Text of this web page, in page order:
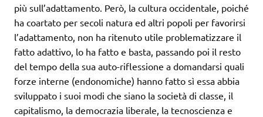
più sull’adattamento. Però, la cultura occidentale, poiché
ha coartato per secoli natura ed altri popoli per favorirsi
l’adattamento, non ha ritenuto utile problematizzare il
fatto adattivo, lo ha fatto e basta, passando poi il resto
del tempo della sua auto-riflessione a domandarsi quali
forze interne (endonomiche) hanno fatto sì essa abbia
sviluppato i suoi modi che siano la società di classe, il
capitalismo, la democrazia liberale, la tecnoscienza e